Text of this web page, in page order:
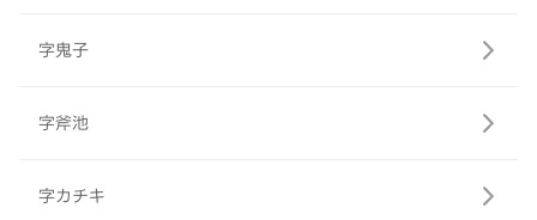
字鬼子
字斧池
字カチキ